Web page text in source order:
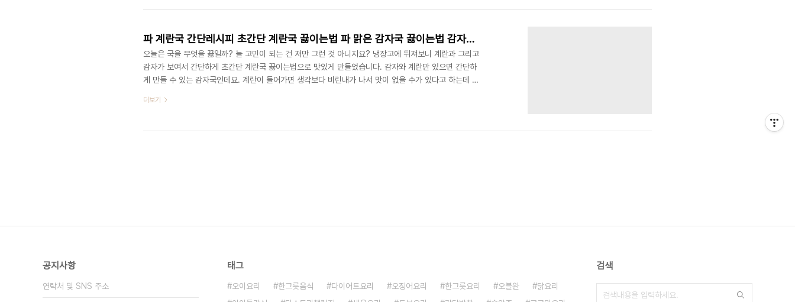
한 입 크기로 썰어서 준비했어요~ 감자가 아직은 비교적 저렴하기에 감자를 넣어서..
파 계란국 간단레시피 초간단 계란국 끓이는법 파 맑은 감자국 끓이는법 감자계란국
오늘은 국을 무엇을 끓일까? 늘 고민이 되는 건 저만 그런 것 아니지요? 냉장고에 뒤져보니 계란과 그리고
감자가 보여서 간단하게 초간단 계란국 끓이는법으로 맛있게 만들었습니다. 감자와 계란만 있으면 간단하
게 만들 수 있는 감자국인데요. 계란이 들어가면 생각보다 비린내가 나서 맛이 없을 수가 있다고 하는데 간
푼, 소금약간, 코인육수, 물1.2리터 ​ 감자계란국 레시피 3인분 양 정도 됩니다. 육수는 따로 내지 않았어요.
수가 진하라고 2개를 넣었어요~ 1개도 괜찮습니다 코인육수가 녹을 때까지 팔..
더보기
공지사항
연락처 및 SNS 주소
태그
오이요리 한그릇음식 다이어트요리 오징어요리 한그릇요리 오블완
닭요리
검색